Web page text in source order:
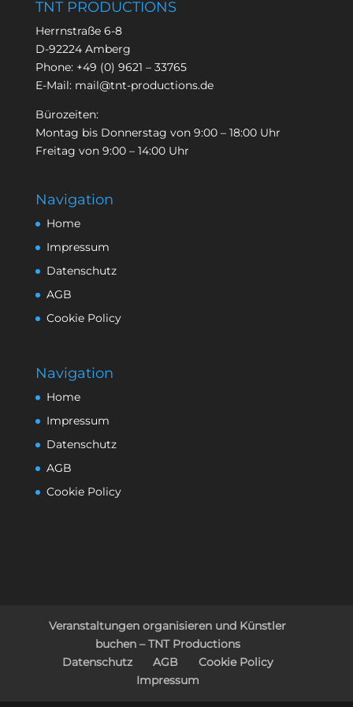
TNT PRODUCTIONS
Herrnstraße 6-8
D-92224 Amberg
Phone: +49 (0) 9621 – 33765
E-Mail: mail@tnt-productions.de
Bürozeiten:
Montag bis Donnerstag von 9:00 – 18:00 Uhr
Freitag von 9:00 – 14:00 Uhr
Navigation
Home
Impressum
Datenschutz
AGB
Cookie Policy
Navigation
Home
Impressum
Datenschutz
AGB
Cookie Policy
Veranstaltungen organisieren und Künstler
buchen – TNT Productions
Datenschutz
AGB
Cookie Policy
Impressum